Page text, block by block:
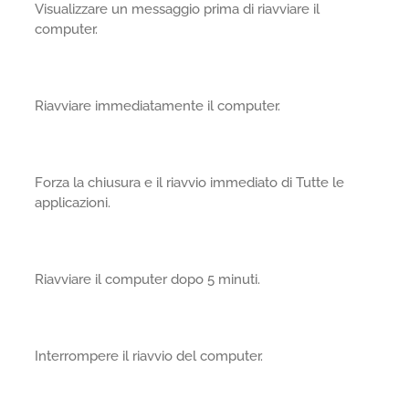
Visualizzare un messaggio prima di riavviare il
computer.
Riavviare immediatamente il computer.
Forza la chiusura e il riavvio immediato di Tutte le
applicazioni.
Riavviare il computer dopo 5 minuti.
Interrompere il riavvio del computer.